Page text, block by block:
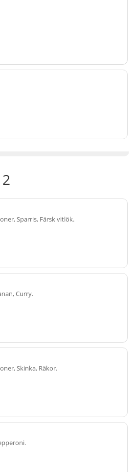
Sparris, Färsk vitlök.
Curry.
Skinka, Räkor.
.